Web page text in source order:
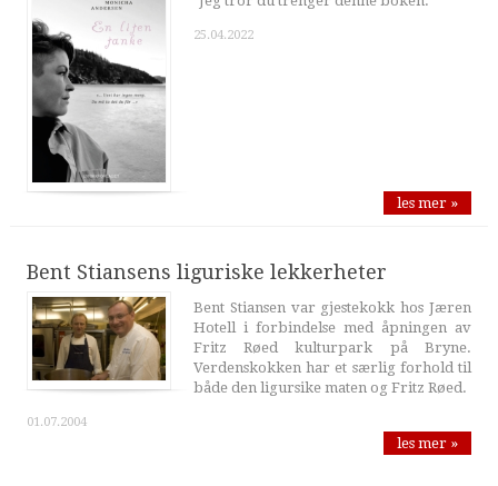
25.04.2022
les mer »
Bent Stiansens liguriske lekkerheter
Bent Stiansen var gjestekokk hos Jæren
Hotell i forbindelse med åpningen av
Fritz Røed kulturpark på Bryne.
Verdenskokken har et særlig forhold til
både den ligursike maten og Fritz Røed.
01.07.2004
les mer »